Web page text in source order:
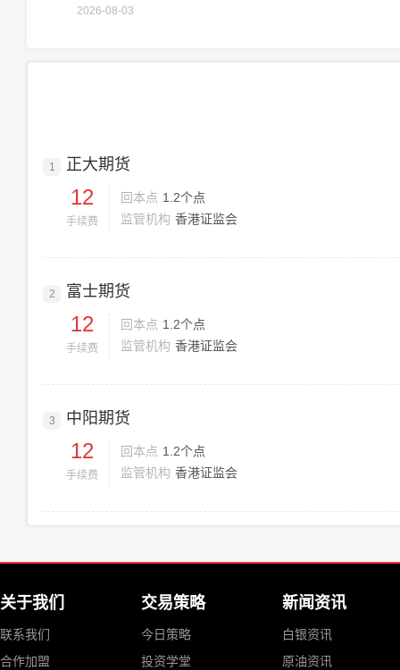
2026-08-03
1 正大期货
12
手续费
回本点 1.2个点
监管机构 香港证监会
2 富士期货
12
手续费
回本点 1.2个点
监管机构 香港证监会
3 中阳期货
12
手续费
回本点 1.2个点
监管机构 香港证监会
关于我们
联系我们
合作加盟
交易策略
今日策略
投资学堂
新闻资讯
白银资讯
原油资讯